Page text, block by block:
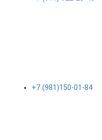
+7 (981)150-01-84